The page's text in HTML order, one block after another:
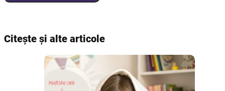
Citește și alte articole